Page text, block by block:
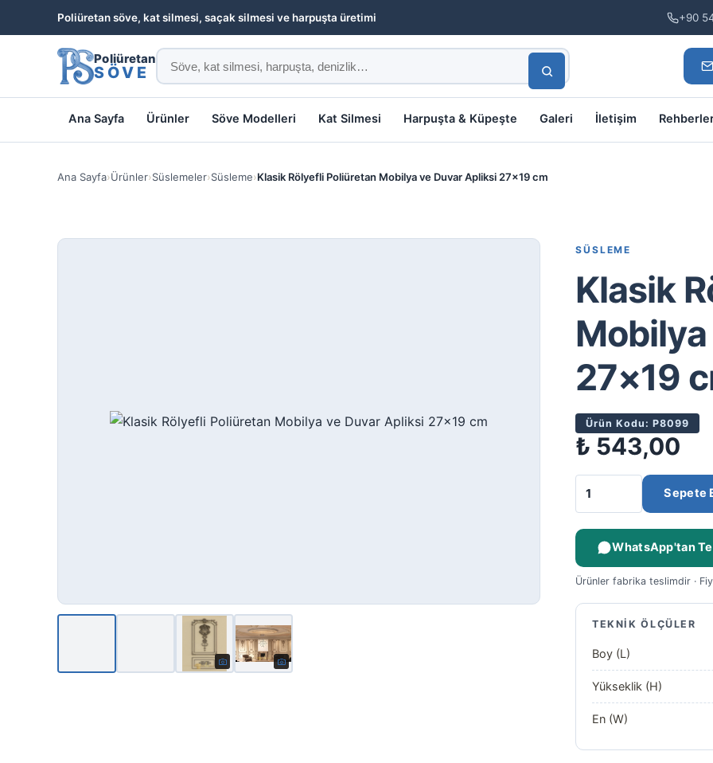
Poliüretan söve, kat silmesi, saçak silmesi ve harpuşta üretimi +90
Poliüretan
SÖVE
Ana Sayfa Ürünler Söve Modelleri Kat Silmesi Harpuşta & Küpeşte Galeri İletişim
Ana Sayfa›Ürünler›Süslemeler›Süsleme›Klasik Rölyefli Poliüretan Mobilya ve Duvar Apliksi 27×19 cm
SÜSLEME
Klasik
27×19
Ürün Kodu: P8099
₺ 543,00
Sepete
WhatsApp'tan
Ürünler fabrika teslimdir ·
TEKNIK ÖLÇÜLER
Boy (L)
Yükseklik (H)
En (W)